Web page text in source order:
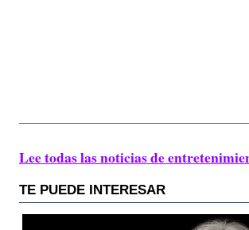
Lee todas las noticias de